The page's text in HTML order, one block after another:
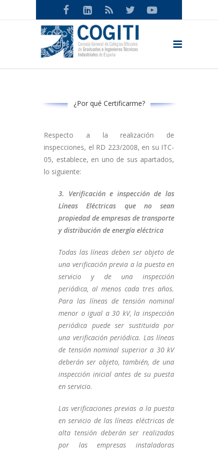
¿Por qué Certificarme?
Respecto a la realización de
inspecciones, el RD 223/2008, en su ITC-
05, establece, en uno de sus apartados,
lo siguiente:
3. Verificación e inspección de las
Líneas Eléctricas que no sean
propiedad de empresas de transporte
y distribución de energía eléctrica
Todas las líneas deben ser objeto de
una verificación previa a la puesta en
servicio y de una inspección
periódica, al menos cada tres años.
Para las líneas de tensión nominal
menor o igual a 30 kV, la inspección
periódica puede ser sustituida por
una verificación periódica. Las líneas
de tensión nominal superior a 30 kV
deberán ser objeto, también, de una
inspección inicial antes de su puesta
en servicio.
Las verificaciones previas a la puesta
en servicio de las líneas eléctricas de
alta tensión deberán ser realizadas
por las empresas instaladoras